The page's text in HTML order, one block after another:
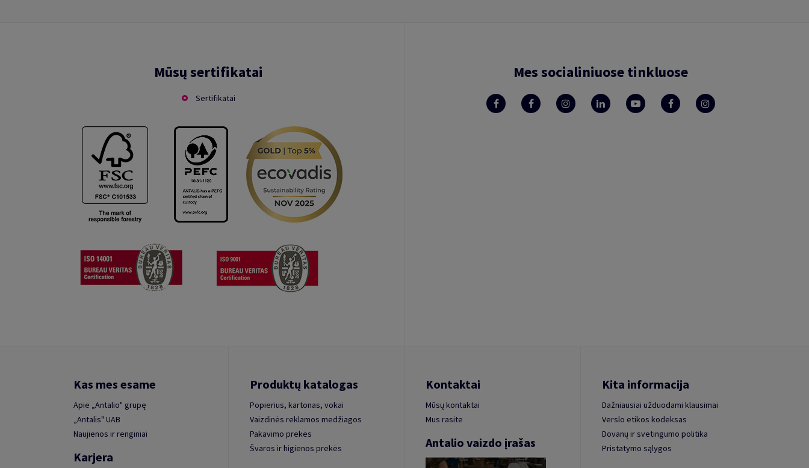
Mūsų sertifikatai
Sertifikatai
Mes socialiniuose tinkluose
Kas mes esame
Apie „Antalio" grupę
„Antalis" UAB
Naujienos ir renginiai
Karjera
Produktų katalogas
Popierius, kartonas, vokai
Vaizdinės reklamos medžiagos
Pakavimo prekės
Švaros ir higienos prekės
Kontaktai
Mūsų kontaktai
Mus rasite
Antalio vaizdo įrašas
Kita informacija
Dažniausiai užduodami klausimai
Verslo etikos kodeksas
Dovanų ir svetingumo politika
Pristatymo sąlygos